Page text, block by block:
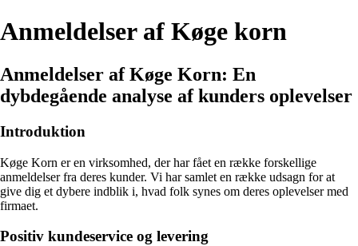
Anmeldelser af Køge korn
Anmeldelser af Køge Korn: En
dybdegående analyse af kunders oplevelser
Introduktion
Køge Korn er en virksomhed, der har fået en række forskellige
anmeldelser fra deres kunder. Vi har samlet en række udsagn for at
give dig et dybere indblik i, hvad folk synes om deres oplevelser med
firmaet.
Positiv kundeservice og levering